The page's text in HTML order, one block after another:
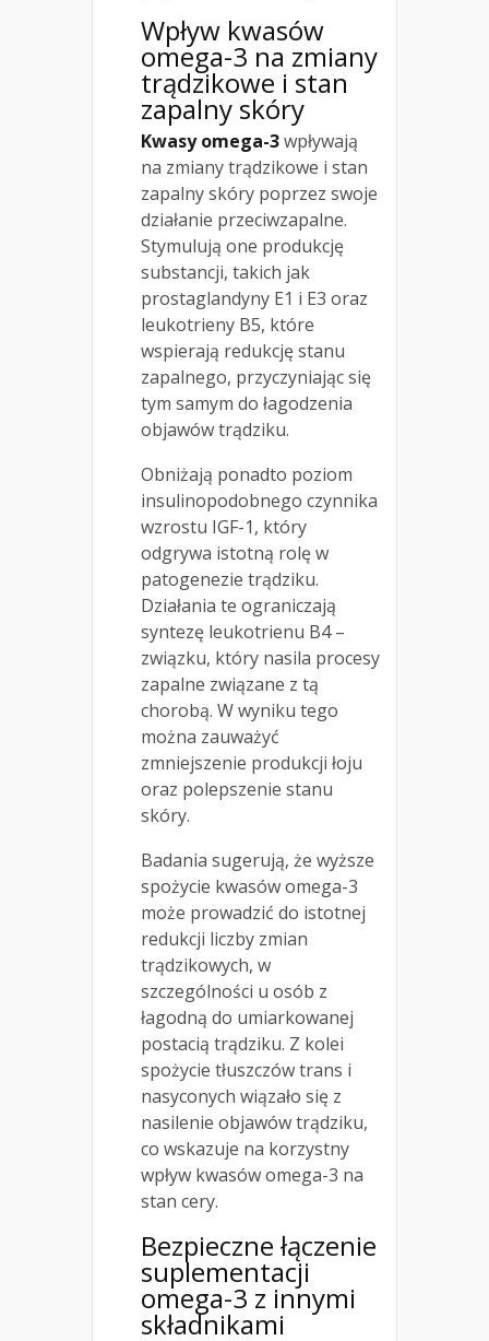
Wpływ kwasów
omega-3 na zmiany
trądzikowe i stan
zapalny skóry
Kwasy omega-3wpływają
na zmiany trądzikowe i stan
zapalny skóry poprzez swoje
działanie przeciwzapalne.
Stymulują one produkcję
substancji, takich jak
prostaglandyny E1 i E3 oraz
leukotrieny B5, które
wspierają redukcję stanu
zapalnego, przyczyniając się
tym samym do łagodzenia
objawów trądziku.
Obniżają ponadto poziom
insulinopodobnego czynnika
wzrostu IGF-1, który
odgrywa istotną rolę w
patogenezie trądziku.
Działania te ograniczają
syntezę leukotrienu B4 –
związku, który nasila procesy
zapalne związane z tą
chorobą. W wyniku tego
można zauważyć
zmniejszenie produkcji łoju
oraz polepszenie stanu
skóry.
Badania sugerują, że wyższe
spożycie kwasów omega-3
może prowadzić do istotnej
redukcji liczby zmian
trądzikowych, w
szczególności u osób z
łagodną do umiarkowanej
postacią trądziku. Z kolei
spożycie tłuszczów trans i
nasyconych wiązało się z
nasilenie objawów trądziku,
co wskazuje na korzystny
wpływ kwasów omega-3 na
stan cery.
Bezpieczne łączenie
suplementacji
omega-3 z innymi
składnikami